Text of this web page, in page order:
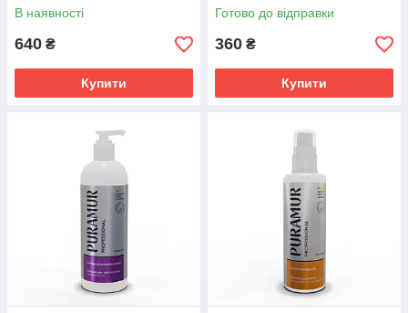
В наявності
640 ₴
Купити
Готово до відправки
360 ₴
Купити